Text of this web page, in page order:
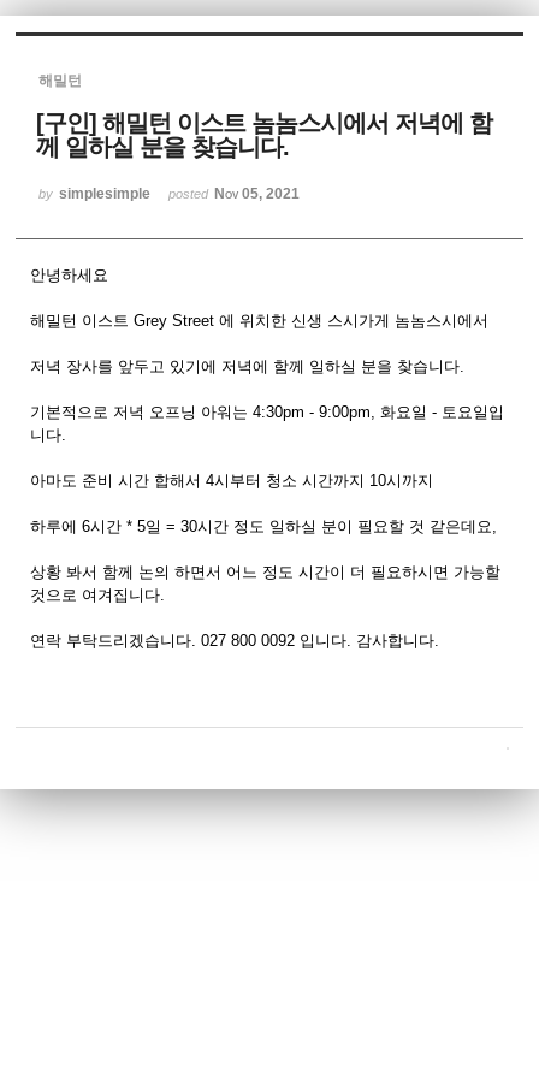
해밀턴
[구인] 해밀턴 이스트 놈놈스시에서 저녁에 함
께 일하실 분을 찾습니다.
by simplesimple posted Nov 05, 2021
안녕하세요
해밀턴 이스트 Grey Street 에 위치한 신생 스시가게 놈놈스시에서
저녁 장사를 앞두고 있기에 저녁에 함께 일하실 분을 찾습니다.
기본적으로 저녁 오프닝 아워는 4:30pm - 9:00pm, 화요일 - 토요일입
니다.
아마도 준비 시간 합해서 4시부터 청소 시간까지 10시까지
하루에 6시간 * 5일 = 30시간 정도 일하실 분이 필요할 것 같은데요,
상황 봐서 함께 논의 하면서 어느 정도 시간이 더 필요하시면 가능할
것으로 여겨집니다.
연락 부탁드리겠습니다. 027 800 0092 입니다. 감사합니다.
Sketchbook5, 스케치북5
Sketchbook5, 스케치북5